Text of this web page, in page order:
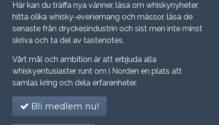
Här kan du träffa nya vänner, läsa om whiskynyheter,
hitta olika whisky-evenemang och mässor, läsa de
senaste från dryckesindustrin och sist men inte minst
skriva och ta del av tastenotes.
Vårt mål och ambition är att erbjuda alla
whiskyentusiaster runt om i Norden en plats att
samlas kring och dela erfarenheter.
Bli medlem nu!